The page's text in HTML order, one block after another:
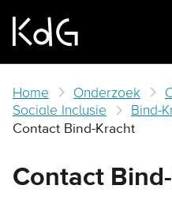
main
Home Onderzoek
Sociale Inclusie
Bind-
Contact Bind-Kracht
Contact